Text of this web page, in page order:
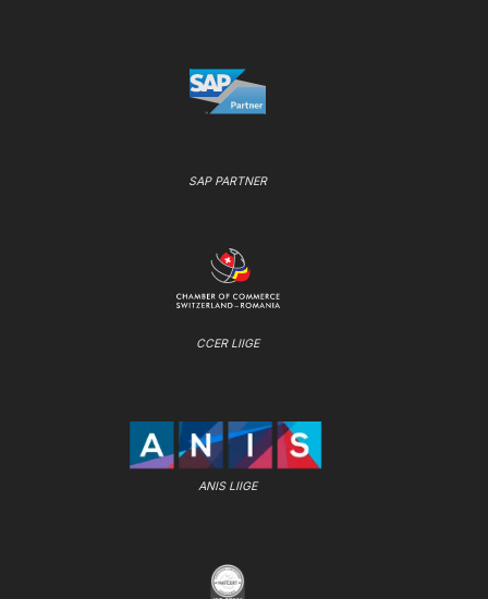
SAP PARTNER
CCER LIIGE
ANIS LIIGE